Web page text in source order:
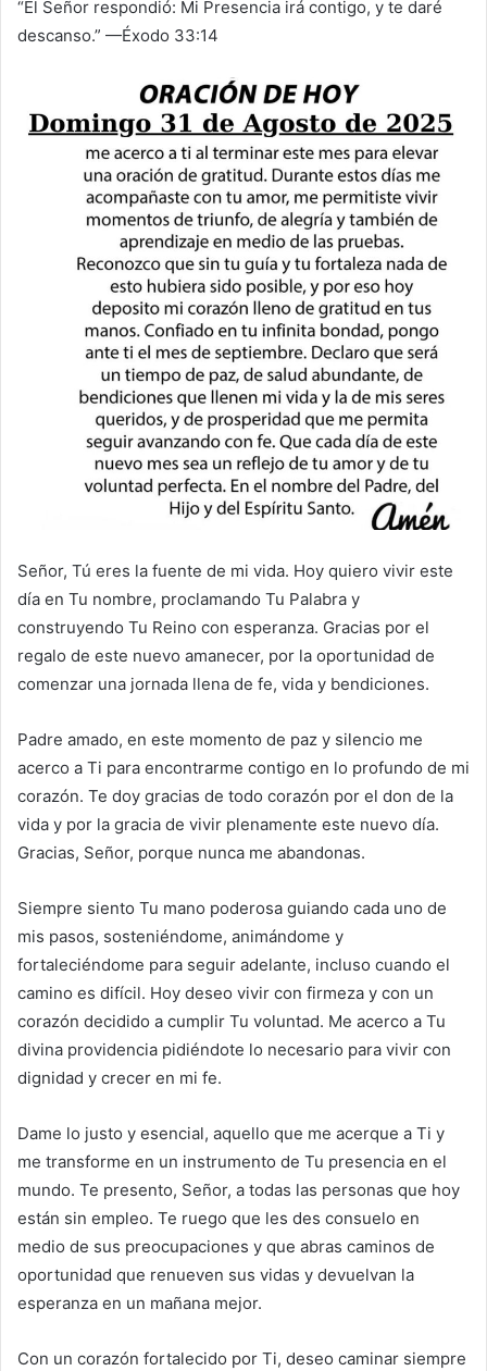
“El Señor respondió: Mi Presencia irá contigo, y te daré
descanso.” —Éxodo 33:14
Señor, Tú eres la fuente de mi vida. Hoy quiero vivir este
día en Tu nombre, proclamando Tu Palabra y
construyendo Tu Reino con esperanza. Gracias por el
regalo de este nuevo amanecer, por la oportunidad de
comenzar una jornada llena de fe, vida y bendiciones.
Padre amado, en este momento de paz y silencio me
acerco a Ti para encontrarme contigo en lo profundo de mi
corazón. Te doy gracias de todo corazón por el don de la
vida y por la gracia de vivir plenamente este nuevo día.
Gracias, Señor, porque nunca me abandonas.
Siempre siento Tu mano poderosa guiando cada uno de
mis pasos, sosteniéndome, animándome y
fortaleciéndome para seguir adelante, incluso cuando el
camino es difícil. Hoy deseo vivir con firmeza y con un
corazón decidido a cumplir Tu voluntad. Me acerco a Tu
divina providencia pidiéndote lo necesario para vivir con
dignidad y crecer en mi fe.
Dame lo justo y esencial, aquello que me acerque a Ti y
me transforme en un instrumento de Tu presencia en el
mundo. Te presento, Señor, a todas las personas que hoy
están sin empleo. Te ruego que les des consuelo en
medio de sus preocupaciones y que abras caminos de
oportunidad que renueven sus vidas y devuelvan la
esperanza en un mañana mejor.
Con un corazón fortalecido por Ti, deseo caminar siempre